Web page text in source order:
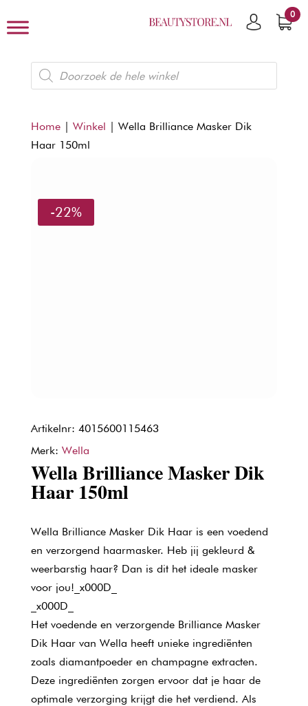
0
Producten
zoeken
Home| Winkel | Wella Brilliance Masker Dik
Haar 150ml
-22%
Artikelnr: 4015600115463
Merk: Wella
Wella Brilliance Masker Dik
Haar 150ml
Wella Brilliance Masker Dik Haar is een voedend
en verzorgend haarmasker. Heb jij gekleurd &
weerbarstig haar? Dan is dit het ideale masker
voor jou!_x000D_
_x000D_
Het voedende en verzorgende Brilliance Masker
Dik Haar van Wella heeft unieke ingrediënten
zoals diamantpoeder en champagne extracten.
Deze ingrediënten zorgen ervoor dat je haar de
optimale verzorging krijgt die het verdiend. Als